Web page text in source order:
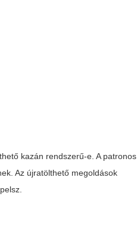
kazán rendszerű-e. A patronos
Az újratölthető megoldások